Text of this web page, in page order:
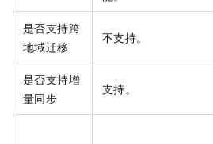
是否支持跨
地域迁移
不支持。
是否支持增
量同步
支持。